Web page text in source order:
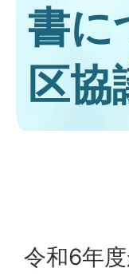
書に
区協
令和6年